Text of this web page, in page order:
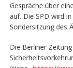
Gespräche über
auf. Die SPD wird
Sondersitzung des
Die Berliner